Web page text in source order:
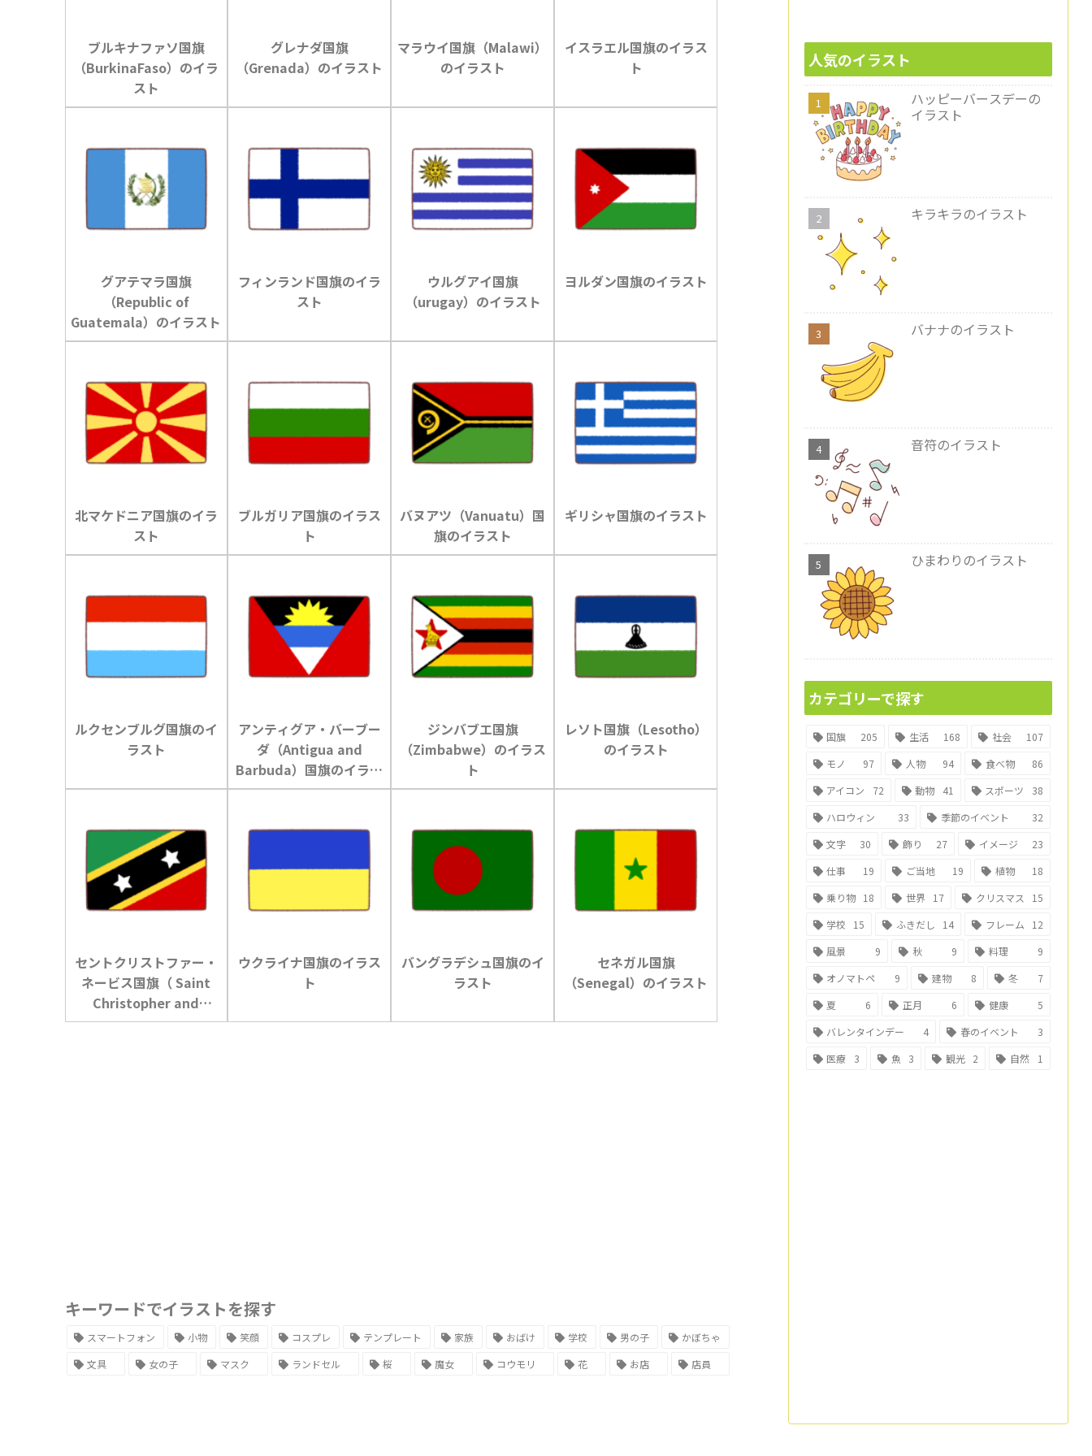
ブルキナファソ国旗
（BurkinaFaso）のイラ
スト
グレナダ国旗
（Grenada）のイラスト
マラウイ国旗（Malawi）
のイラスト
イスラエル国旗のイラス
ト
グアテマラ国旗
（Republic of
Guatemala）のイラスト
フィンランド国旗のイラ
スト
ウルグアイ国旗
（urugay）のイラスト
ヨルダン国旗のイラスト
北マケドニア国旗のイラ
スト
ブルガリア国旗のイラス
ト
バヌアツ（Vanuatu）国
旗のイラスト
ギリシャ国旗のイラスト
ルクセンブルグ国旗のイ
ラスト
アンティグア・バーブー
ダ（Antigua and
Barbuda）国旗のイラス
ト
ジンバブエ国旗
（Zimbabwe）のイラス
ト
レソト国旗（Lesotho）
のイラスト
セントクリストファー・
ネービス国旗（ Saint
Christopher and
Nevis）のイラスト
ウクライナ国旗のイラス
ト
バングラデシュ国旗のイ
ラスト
セネガル国旗
（Senegal）のイラスト
キーワードでイラストを探す
スマートフォン 小物 笑顔 コスプレ テンプレート 家族 おばけ 学校 男の子
かぼちゃ
文具
女の子 マスク ランドセル 桜 魔女 コウモリ 花 お店 店員
人気のイラスト
ハッピーバースデーの
イラスト
キラキラのイラスト
バナナのイラスト
音符のイラスト
ひまわりのイラスト
カテゴリーで探す
国旗 205 生活 168 社会
107
モノ
97 人物 94 食べ物
86
アイコン
72 動物 41 スポーツ
38
ハロウィン
33 季節のイベント
32
文字
30 飾り 27 イメージ
23
仕事
19 ご当地 19 植物
18
乗り物 18 世界 17 クリスマス
15
学校
15 ふきだし 14 フレーム
12
風景
9 秋 9 料理
9
オノマトペ
9 建物 8 冬
7
夏
6 正月 6 健康
5
バレンタインデー
4 春のイベント
3
医療
3 魚 3 観光 2 自然 1